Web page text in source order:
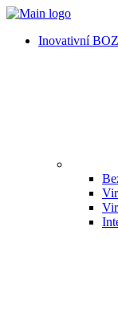
Inovativní